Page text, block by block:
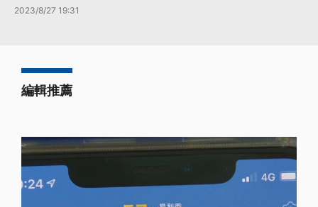
2023/8/27 19:31
編輯推薦